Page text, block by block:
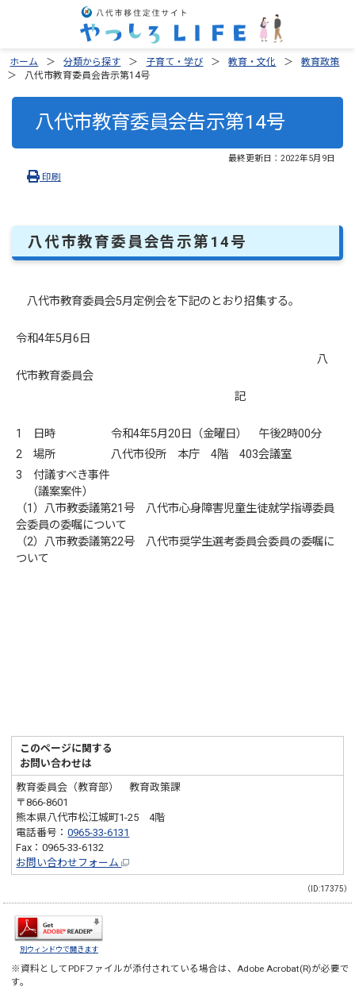
ホーム 分類から探す 子育て・学び 教育・文化
教育政策
八代市教育委員会告示第14号
八代市教育委員会告示第14号
最終更新日： 2022年5月9日
印刷
八代市教育委員会告示第14号
八代市教育委員会5月定例会を下記のとおり招集する。
令和4年5月6日
八
代市教育委員会
記
1 日時 令和4年5月20日（金曜日） 午後2時00分
2 場所 八代市役所 本庁 4階 403会議室
3 付議すべき事件
（議案案件）
（1）八市教委議第21号 八代市心身障害児童生徒就学指導委員
会委員の委嘱について
（2）八市教委議第22号 八代市奨学生選考委員会委員の委嘱に
ついて
このページに関する
お問い合わせは
教育委員会（教育部） 教育政策課
〒866-8601
熊本県八代市松江城町1-25 4階
電話番号：0965-33-6131
Fax：0965-33-6132
お問い合わせフォーム
（ID:17375）
別ウィンドウで開きます
※資料としてPDFファイルが添付されている場合は、 Adobe Acrobat(R)が必要で
す。